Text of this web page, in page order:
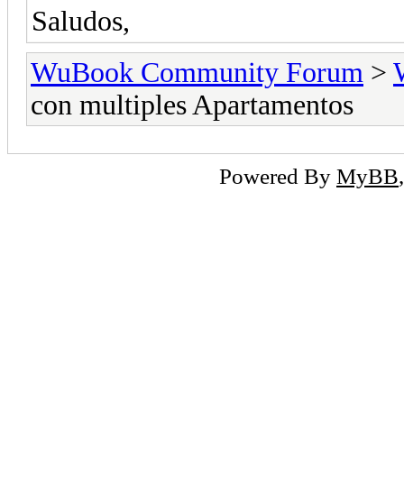
Saludos,
WuBook Community Forum >
con multiples Apartamentos
Powered By MyBB